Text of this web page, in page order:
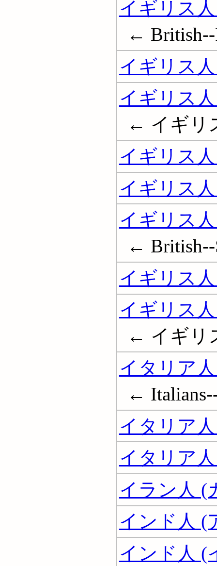
イギリス
← British--
イギリス
イギリス
← イギリ
イギリス
イギリス
イギリス
← British--
イギリス
イギリス
← イギリ
イタリア
←
イタリア
イタリア
イラン人 (
インド人 (
インド人 (